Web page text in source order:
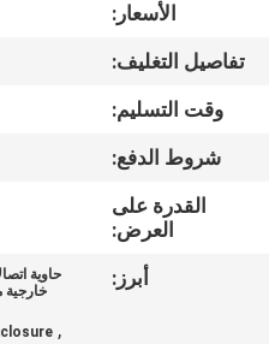
مراقبة
الجودة
اتصل
الأسعار:
تفاصيل التغليف:
وقت التسليم:
شروط الدفع:
القدرة على
العرض:
أبرز:
حاوية
خارجية
,